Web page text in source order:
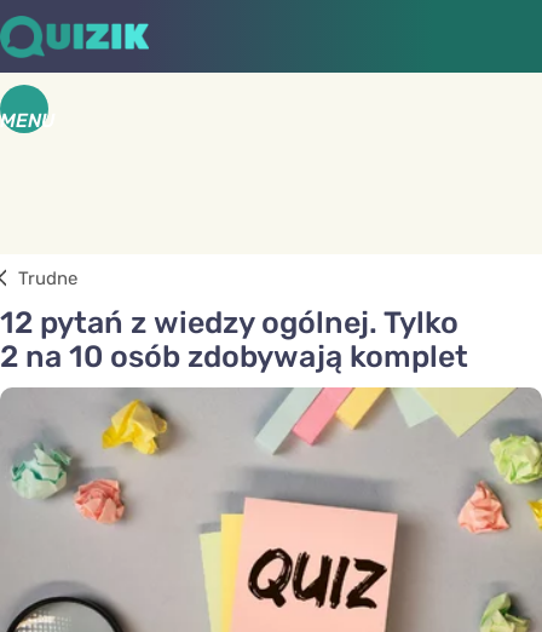
MENU
Trudne
12 pytań z wiedzy ogólnej. Tylko
2 na 10 osób zdobywają komplet